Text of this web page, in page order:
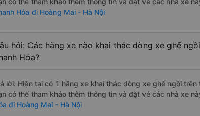
Hóa đi Hoàng Mai - Hà Nội
hỏi: Các hãng xe nào khai thác dòng xe ghế
Hóa?
lời: Hiện tại có 1 hãng xe khai thác dòng xe ghế ngồi
có thể tham khảo thêm thông tin và đặt vé các nhà xe
đi Hoàng Mai - Hà Nội